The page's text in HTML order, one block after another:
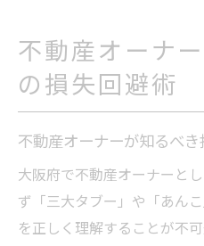
三大タブーを知り不動
不動産取引の三大
取引現場で遭遇
三大タブーを回避
トラブルを避け
不動産オーナ
の損失回避術
不動産オーナーが知るべ
大阪府で不動産オーナーと
ず「三大タブー」や「あん
を正しく理解することが不